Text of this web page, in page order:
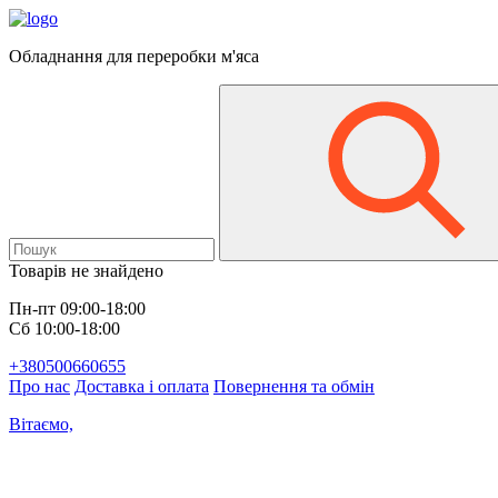
Обладнання для переробки м'яса
Товарів не знайдено
Пн-пт 09:00-18:00
Сб 10:00-18:00
+380500660655
Про нас Доставка і оплата Повернення та обмін
Вітаємо,